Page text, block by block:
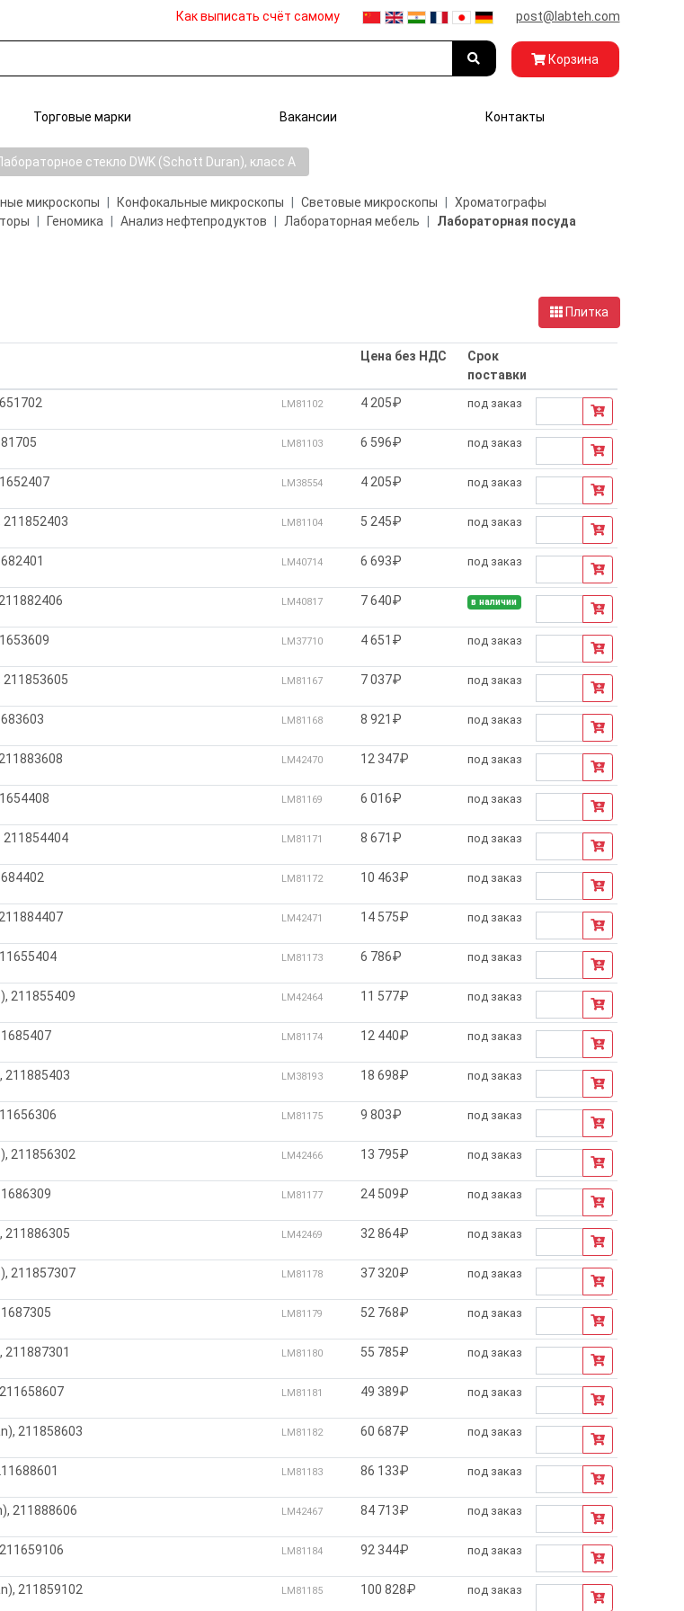
Как выписать счёт самому post@labteh.com
Корзина
Торговые марки Вакансии Контакты
стекло DWK (Schott Duran), класс А
микроскопы Конфокальные микроскопы Световые микроскопы
Хроматографы
Геномика Анализ нефтепродуктов Лабораторная мебель
Лабораторная посуда
Плитка
Цена без НДС
Срок
поставки
LM81102 4 205₽ под заказ
LM81103 6 596₽ под заказ
LM38554 4 205₽ под заказ
211852403 LM81104 5 245₽ под заказ
LM40714 6 693₽ под заказ
LM40817 7 640₽ в наличии
LM37710 4 651₽ под заказ
211853605 LM81167 7 037₽ под заказ
LM81168 8 921₽ под заказ
LM42470 12 347₽ под заказ
LM81169 6 016₽ под заказ
211854404 LM81171 8 671₽ под заказ
LM81172 10 463₽ под заказ
LM42471 14 575₽ под заказ
LM81173 6 786₽ под заказ
211855409 LM42464 11 577₽ под заказ
LM81174 12 440₽ под заказ
211885403 LM38193 18 698₽ под заказ
LM81175 9 803₽ под заказ
211856302 LM42466 13 795₽ под заказ
LM81177 24 509₽ под заказ
211886305 LM42469 32 864₽ под заказ
211857307 LM81178 37 320₽ под заказ
LM81179 52 768₽ под заказ
211887301 LM81180 55 785₽ под заказ
LM81181 49 389₽ под заказ
211858603 LM81182 60 687₽ под заказ
LM81183 86 133₽ под заказ
211888606 LM42467 84 713₽ под заказ
LM81184 92 344₽ под заказ
211859102 LM81185 100 828₽ под заказ